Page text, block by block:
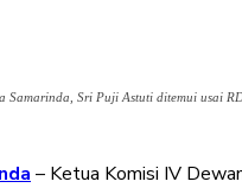
Samarinda, Sri Puji Astuti ditemui usai
– Ketua Komisi IV